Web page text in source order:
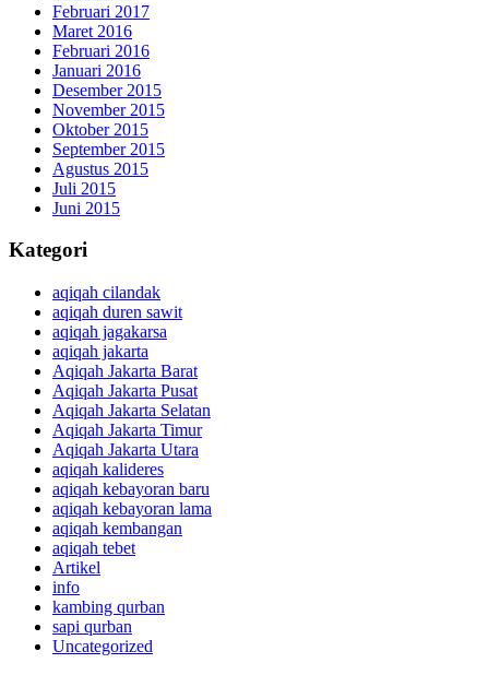
Februari 2017
Maret 2016
Februari 2016
Januari 2016
Desember 2015
November 2015
Oktober 2015
September 2015
Agustus 2015
Juli 2015
Juni 2015
Kategori
aqiqah cilandak
aqiqah duren sawit
aqiqah jagakarsa
aqiqah jakarta
Aqiqah Jakarta Barat
Aqiqah Jakarta Pusat
Aqiqah Jakarta Selatan
Aqiqah Jakarta Timur
Aqiqah Jakarta Utara
aqiqah kalideres
aqiqah kebayoran baru
aqiqah kebayoran lama
aqiqah kembangan
aqiqah tebet
Artikel
info
kambing qurban
sapi qurban
Uncategorized